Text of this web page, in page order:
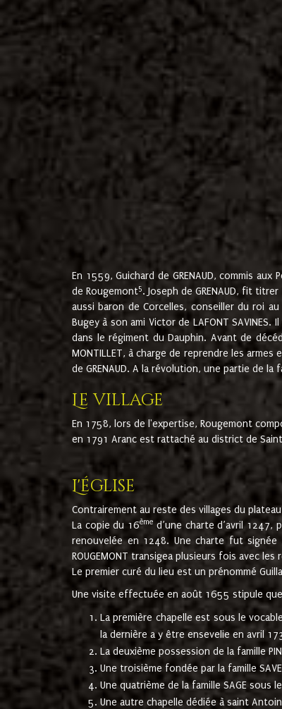
En 1559, Guichard de GRENAUD, commis
de Rougemont5. Joseph de GRENAUD, fit
aussi baron de Corcelles, conseiller du roi
Bugey à son ami Victor de LAFONT
dans le régiment du Dauphin. Avant de
MONTILLET, à charge de reprendre les
de GRENAUD. A la révolution, une partie de
Le village
En 1758, lors de l'expertise, Rougemont
en 1791 Aranc est rattaché au district de
L'église
Contrairement au reste des villages du
La copie du 16ème d’une charte d’avril 1247,
renouvelée en 1248. Une charte fut signée
ROUGEMONT transigea plusieurs fois avec
Le premier curé du lieu est un prénommé
Une visite effectuée en août 1655 stipule
La première chapelle est sous le
la dernière a y être ensevelie en avril
La deuxième possession de la famille
Une troisième fondée par la famille
Une quatrième de la famille SAGE
Une autre chapelle dédiée à saint